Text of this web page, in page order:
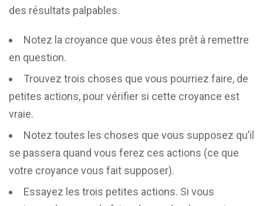
des résultats palpables.
Notez la croyance que vous êtes prêt à remettre
en question.
Trouvez trois choses que vous pourriez faire, de
petites actions, pour vérifier si cette croyance est
vraie.
Notez toutes les choses que vous supposez qu’il
se passera quand vous ferez ces actions (ce que
votre croyance vous fait supposer).
Essayez les trois petites actions. Si vous